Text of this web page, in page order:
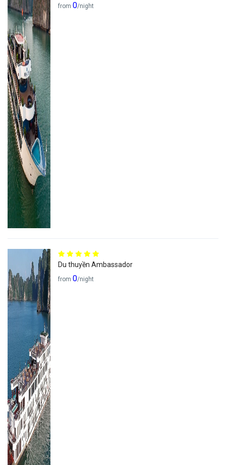
from 0/night
Du thuyền Ambassador
from 0/night